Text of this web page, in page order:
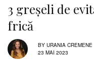
3 greșeli de
frică
BY URANIA CREMENE
23 MAI 2023